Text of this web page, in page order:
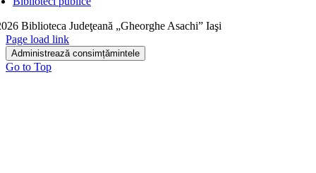
Biblioteca Judeţeană „Gheorghe Asachi” Iaşi
Page load link
Administrează consimțămintele
Go to Top